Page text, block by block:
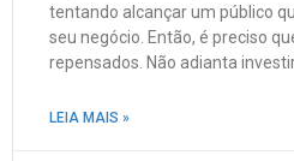
tentando alcançar um público
seu negócio. Então, é preciso
repensados. Não adianta
LEIA MAIS »